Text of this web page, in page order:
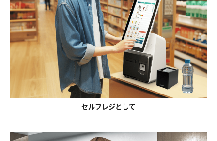
セルフレジとして